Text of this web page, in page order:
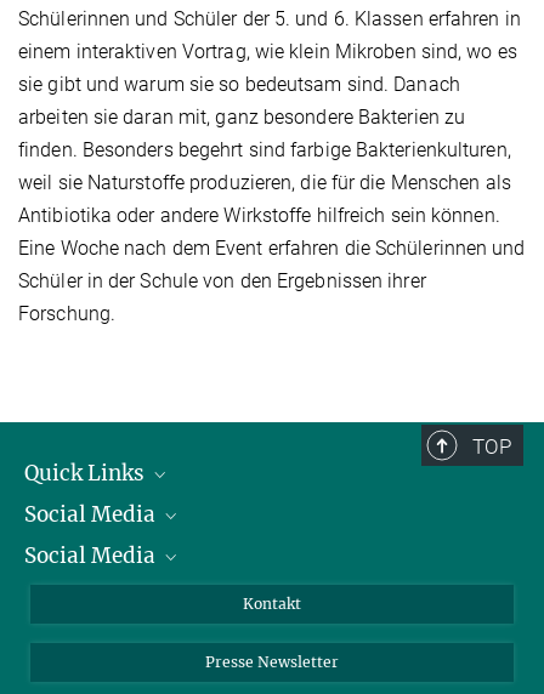
Schülerinnen und Schüler der 5. und 6. Klassen erfahren in
einem interaktiven Vortrag, wie klein Mikroben sind, wo es
sie gibt und warum sie so bedeutsam sind. Danach
arbeiten sie daran mit, ganz besondere Bakterien zu
finden. Besonders begehrt sind farbige Bakterienkulturen,
weil sie Naturstoffe produzieren, die für die Menschen als
Antibiotika oder andere Wirkstoffe hilfreich sein können.
Eine Woche nach dem Event erfahren die Schülerinnen und
Schüler in der Schule von den Ergebnissen ihrer
Forschung.
TOP
Quick Links
Präsident
Zahlen und Fakten
Social Media
Bluesky
TikTok
Social Media
Instagram
YouTube
Kontakt
Presse Newsletter